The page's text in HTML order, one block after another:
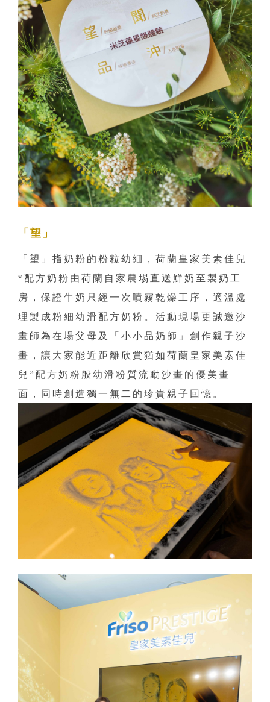
「望」
「望」指奶粉的粉粒幼細，荷蘭皇家美素佳兒
®配方奶粉由荷蘭自家農埸直送鮮奶至製奶工
房，保證牛奶只經一次噴霧乾燥工序，適溫處
理製成粉細幼滑配方奶粉。活動現場更誠邀沙
畫師為在場父母及「小小品奶師」創作親子沙
畫，讓大家能近距離欣賞猶如荷蘭皇家美素佳
兒®配方奶粉般幼滑粉質流動沙畫的優美畫
面，同時創造獨一無二的珍貴親子回憶。